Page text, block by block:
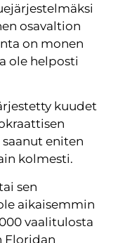
osavaltion
on monen
ole helposti
kuudet
eniten
kolmesti.
sen
aikaisemmin
vaalitulosta
Floridan